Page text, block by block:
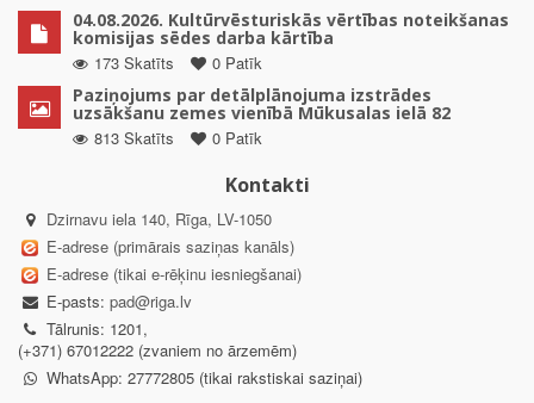
04.08.2026. Kultūrvēsturiskās vērtības noteikšanas
komisijas sēdes darba kārtība
173 Skatīts
0 Patīk
Paziņojums par detālplānojuma izstrādes
uzsākšanu zemes vienībā Mūkusalas ielā 82
813 Skatīts
0 Patīk
Kontakti
Dzirnavu iela 140, Rīga, LV-1050
E-adrese (primārais saziņas kanāls)
E-adrese (tikai e-rēķinu iesniegšanai)
E-pasts: pad@riga.lv
Tālrunis: 1201,
(+371) 67012222 (zvaniem no ārzemēm)
WhatsApp: 27772805 (tikai rakstiskai saziņai)